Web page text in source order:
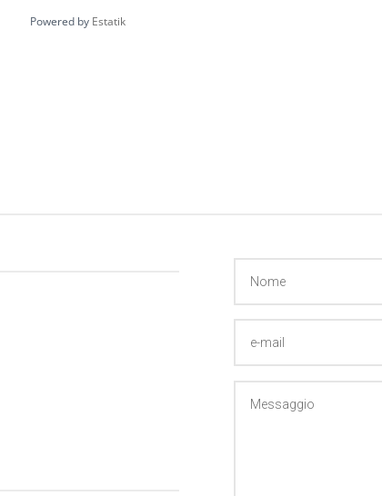
Powered by Estatik